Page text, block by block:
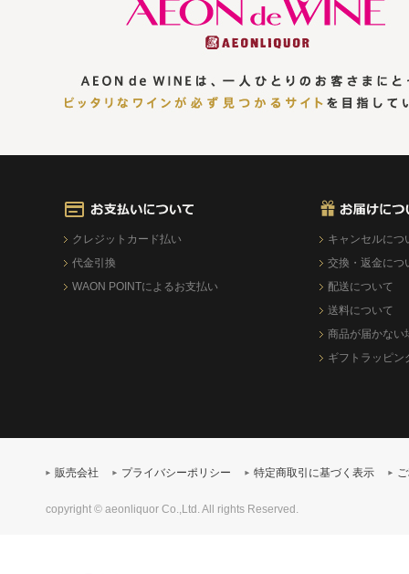
クレジットカード払い
代金引換
WAON POINTによるお支払い
キャンセルにつ
交換・返金につ
配送について
送料について
商品が届かない
ギフトラッピン
販売会社 プライバシーポリシー 特定商取引に基づく表示
copyright © aeonliquor Co.,Ltd. All rights Reserved.